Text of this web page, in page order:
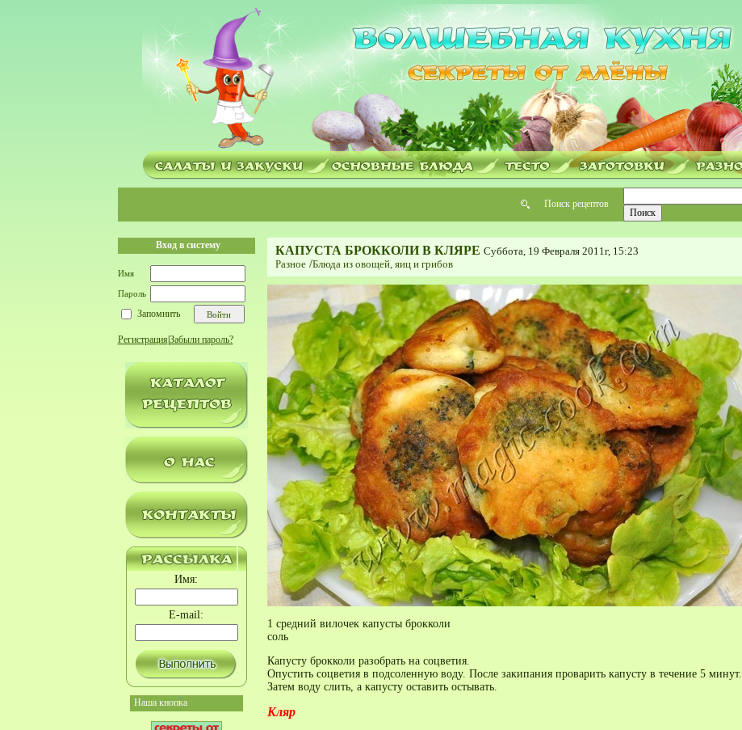
Поиск рецептов
Вход в систему
Имя
Пароль
Запомнить
Регистрация Забыли пароль?
Имя:
E-mail:
Наша кнопка
КАПУСТА БРОККОЛИ В КЛЯРЕ Суббота, 19 Февраля 2011г, 15:23
Разное/Блюда из овощей, яиц и грибов
1 средний вилочек капусты брокколи
соль
Капусту брокколи разобрать на соцветия.
Опустить соцветия в подсоленную воду. После закипания проварить капусту в течение 5 минут.
Затем воду слить, а капусту оставить остывать.
Кляр